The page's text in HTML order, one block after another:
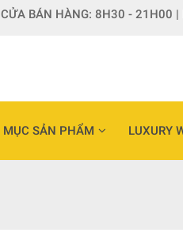
CỬA BÁN HÀNG: 8H30 - 21H00
MỤC SẢN PHẨM LUXURY